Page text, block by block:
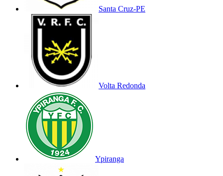
Santa Cruz-PE
Volta Redonda
Ypiranga